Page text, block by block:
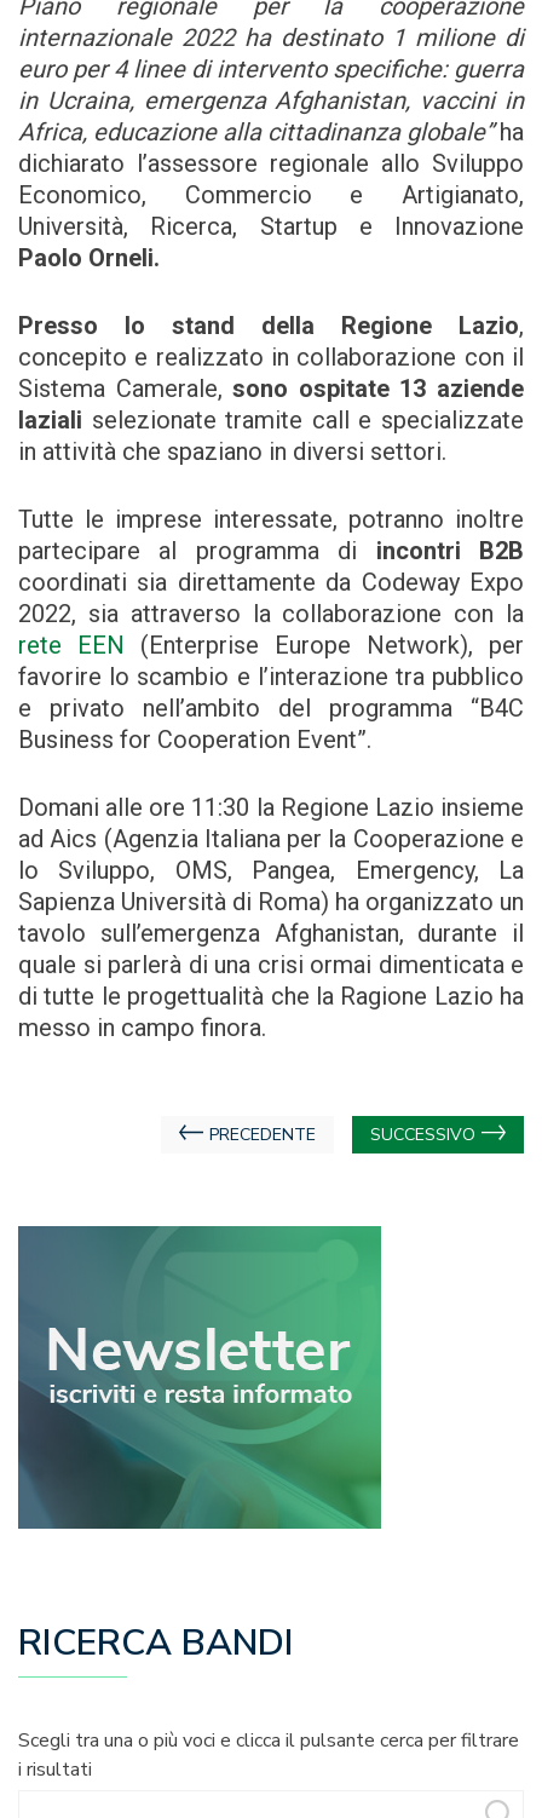
Piano regionale per la cooperazione
internazionale 2022 ha destinato 1 milione di
euro per 4 linee di intervento specifiche: guerra
in Ucraina, emergenza Afghanistan, vaccini in
Africa, educazione alla cittadinanza globale”ha
dichiarato l’assessore regionale allo Sviluppo
Economico, Commercio e Artigianato,
Università, Ricerca, Startup e Innovazione
Paolo Orneli.
Presso lo stand della Regione Lazio,
concepito e realizzato in collaborazione con il
Sistema Camerale,sono ospitate 13 aziende
laziali selezionate tramite call e specializzate
in attività che spaziano in diversi settori.
Tutte le imprese interessate, potranno inoltre
partecipare al programma di incontri B2B
coordinati sia direttamente da Codeway Expo
2022, sia attraverso la collaborazione con la
rete EEN (Enterprise Europe Network), per
favorire lo scambio e l’interazione tra pubblico
e privato nell’ambito del programma “B4C
Business for Cooperation Event”.
Domani alle ore 11:30 la Regione Lazio insieme
ad Aics (Agenzia Italiana per la Cooperazione e
lo Sviluppo, OMS, Pangea, Emergency, La
Sapienza Università di Roma) ha organizzato un
tavolo sull’emergenza Afghanistan, durante il
quale si parlerà di una crisi ormai dimenticata e
di tutte le progettualità che la Ragione Lazio ha
messo in campo finora.
Navigazione
PRECEDENTE SUCCESSIVO
RICERCA BANDI
Scegli tra una o più voci e clicca il pulsante cerca per filtrare
i risultati